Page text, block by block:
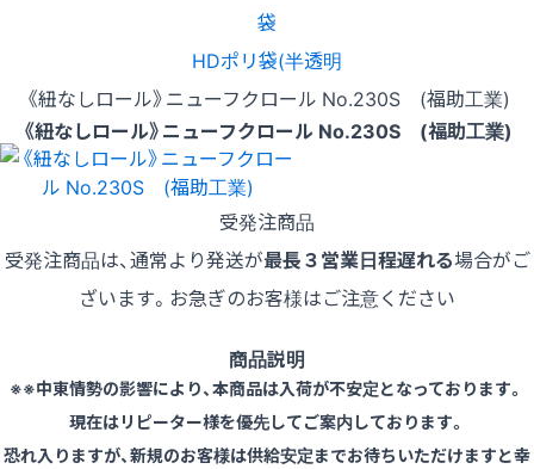
袋
HDポリ袋(半透明
《紐なしロール》ニューフクロール No.230S (福助工業)
《紐なしロール》ニューフクロール No.230S (福助工業)
受発注商品
受発注商品は、通常より発送が最長３営業日程遅れる場合がご
ざいます。お急ぎのお客様はご注意ください
商品説明
※※中東情勢の影響により、本商品は入荷が不安定となっております。
現在はリピーター様を優先してご案内しております。
恐れ入りますが、新規のお客様は供給安定までお待ちいただけますと幸